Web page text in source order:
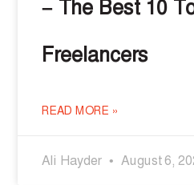
– The Best 10
Freelancers
READ MORE »
Ali Hayder August 6,